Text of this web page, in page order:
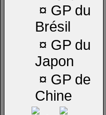
¤ GP du
Brésil
¤ GP du
Japon
¤ GP de
Chine